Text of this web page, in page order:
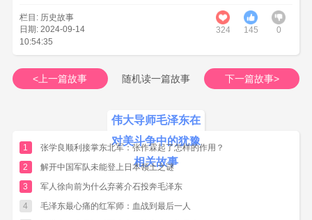
金门料罗湾时，中共炮兵专打蒋舰，不打美
舰。‘没想到我们一开炮，美国人丢下蒋舰不顾，
掉头便走！’” 。
从叶飞将军的描述，可以看出毛泽东对美国实力
的顾忌。
同样，执政鲜战争中中国军队入朝参战的问题
上，毛泽东也显示出犹豫。
史料记录10月1日凌晨2时50分，斯大林收到了苏
联大使转来的金日成的正式求援信。信中恳切地
请求斯大林给予直接的军事援助，“如果因为某些
原因不可能做到这一点时，请帮助我们在中国和
栏目: 历史故事
日期: 2024-09-14
10:54:35
324 1458 0
<上一篇故事 随机读一篇故事 下一篇故事>
伟大导师毛泽东在
对美斗争中的犹豫
相关故事
1
张学良顺利接掌东北军：张作霖起了怎样的作用？
2
解开中国军队未能登上日本领土之谜
3
军人徐向前为什么弃蒋介石投奔毛泽东
4
毛泽东最心痛的红军师：血战到最后一人